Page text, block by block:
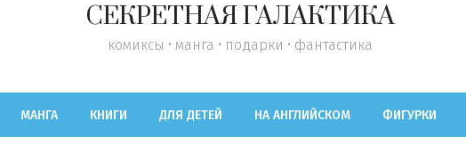
СЕКРЕТНАЯ ГАЛАКТИКА
комиксы • манга • подарки • фантастика
МАНГА КНИГИ ДЛЯ ДЕТЕЙ НА АНГЛИЙСКОМ ФИГУРКИ